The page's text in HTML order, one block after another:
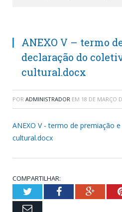
ANEXO V – termo
declaração do
cultural.docx
POR ADMINISTRADOR EM 18 DE MARÇO
ANEXO V - termo de premiação
cultural.docx
COMPARTILHAR:
TwitterFacebook
Email